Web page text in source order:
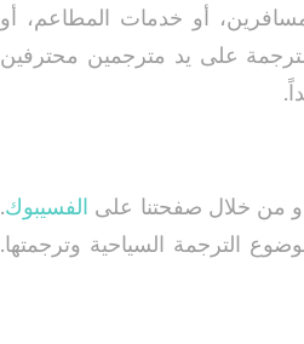
أو خدمات المطاعم، أو
على يد مترجمين محترفين
أو من خلال صفحتنا على الفسيبوك.
الترجمة السياحية وترجمتها.